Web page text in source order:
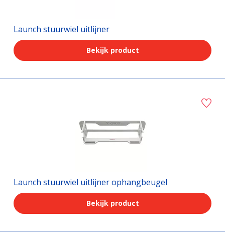
Launch stuurwiel uitlijner
Bekijk product
Launch stuurwiel uitlijner ophangbeugel
Bekijk product